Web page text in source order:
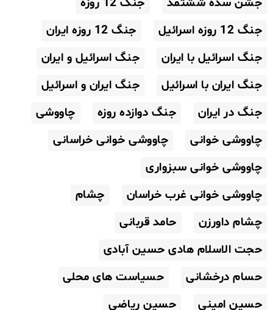
جنگ 12 روزه اسرائیل
جنگ 12 روزه ایران
جنگ اسرائیل با ایران
جنگ اسرائیل و ایران
جنگ ایران با اسرائیل
جنگ ایران و اسرائیل
جنگ در ایران
جنگ دوازده روزه
چاووشی
چاووشی خوانی
چاووشی خوانی خراسانی
چاووشی خوانی سبزواری
چاووشی خوانی غرب خراسان
چشام
چشام داورزن
حامد قربانی
حجت الاسلام هادی حسین آبادی
حسام درخشانی
حسیاست های محلی
حسین امینی
حسین ریاضی